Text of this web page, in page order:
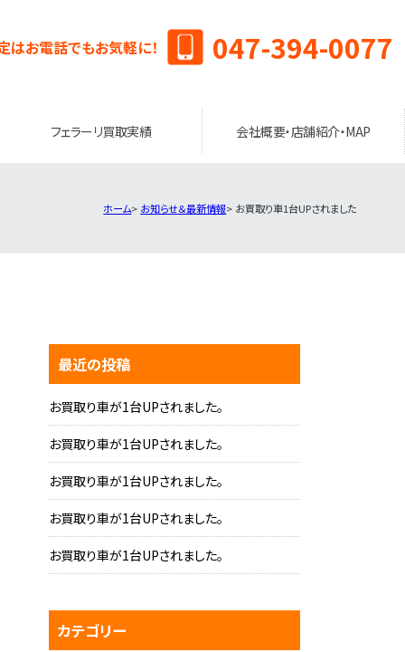
はお電話でもお気軽に！ 047-394-0077
フェラーリ買取実績 会社概要・店舗紹介・MAP
ホーム お知らせ＆最新情報 お買取り車1台UPされました
最近の投稿
お買取り車が1台UPされました。
お買取り車が1台UPされました。
お買取り車が1台UPされました。
お買取り車が1台UPされました。
お買取り車が1台UPされました。
カテゴリー